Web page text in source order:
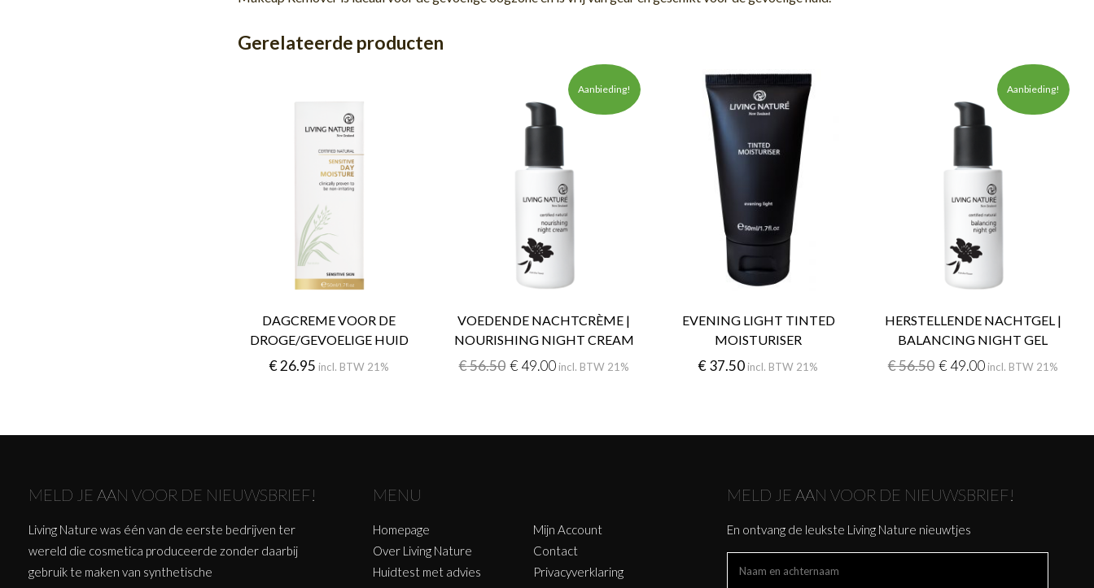
Gerelateerde producten
DAGCREME VOOR DE
DROGE/GEVOELIGE HUID
€26.95 incl. BTW 21%
Aanbieding!
VOEDENDE NACHTCRÈME |
NOURISHING NIGHT CREAM
€56.50 € 49.00 incl. BTW 21%
EVENING LIGHT TINTED
MOISTURISER
€37.50 incl. BTW 21%
Aanbieding!
HERSTELLENDE NACHTGEL |
BALANCING NIGHT GEL
€56.50 € 49.00 incl. BTW 21%
MELD JE AAN VOOR DE NIEUWSBRIEF!
Living Nature was één van de eerste bedrijven ter
wereld die cosmetica produceerde zonder daarbij
gebruik te maken van synthetische
MENU
Homepage
Over Living Nature
Huidtest met advies
Mijn Account
Contact
Privacyverklaring
MELD JE AAN VOOR DE NIEUWSBRIEF!
En ontvang de leukste Living Nature nieuwtjes